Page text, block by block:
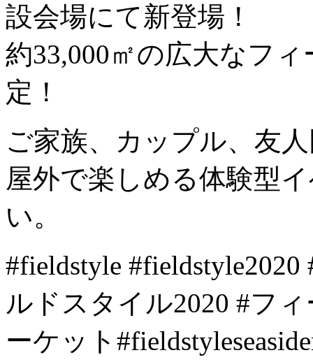
設会場にて新登場！
約33,000㎡の広大なフ
定！
ご家族、カップル、友
屋外で楽しめる体験型
い。
#fieldstyle
ルドスタイル2020 #フ
ーケット